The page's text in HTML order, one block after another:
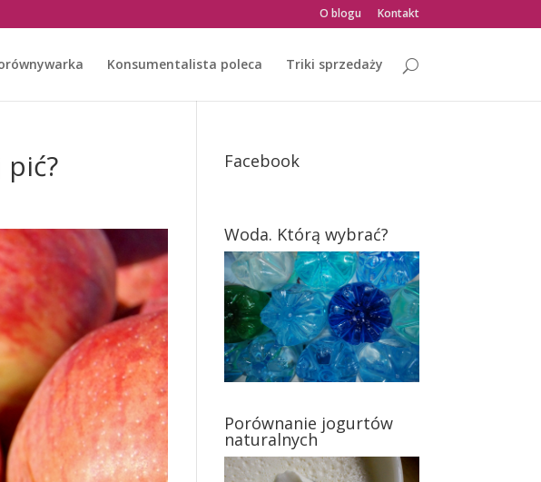
O blogu Kontakt
Konsumentalista poleca Triki sprzedaży
Facebook
Woda. Którą wybrać?
Porównanie jogurtów
naturalnych